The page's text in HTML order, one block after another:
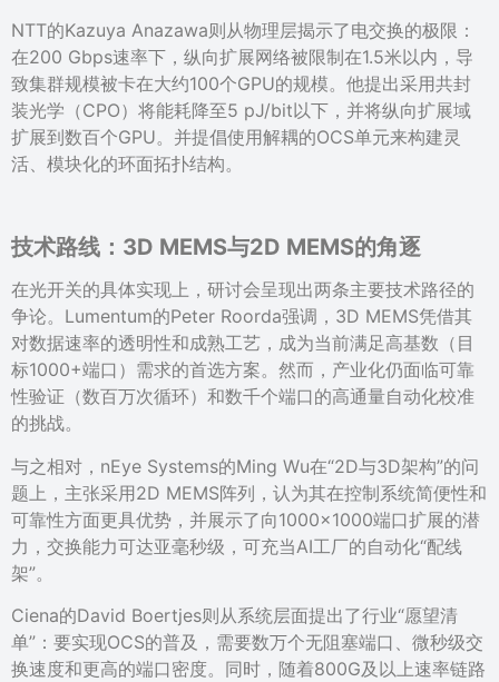
NTT的Kazuya Anazawa则从物理层揭示了电交换的极限：
在200 Gbps速率下，纵向扩展网络被限制在1.5米以内，导
致集群规模被卡在大约100个GPU的规模。他提出采用共封
装光学（CPO）将能耗降至5 pJ/bit以下，并将纵向扩展域
扩展到数百个GPU。并提倡使用解耦的OCS单元来构建灵
活、模块化的环面拓扑结构。
技术路线： 3D MEMS与2D MEMS的角逐
在光开关的具体实现上，研讨会呈现出两条主要技术路径的
争论。Lumentum的Peter Roorda强调，3D MEMS凭借其
对数据速率的透明性和成熟工艺，成为当前满足高基数（目
标1000+端口）需求的首选方案。然而，产业化仍面临可靠
性验证（数百万次循环）和数千个端口的高通量自动化校准
的挑战。
与之相对，nEye Systems的Ming Wu在“2D与3D架构”的问
题上，主张采用2D MEMS阵列，认为其在控制系统简便性和
可靠性方面更具优势，并展示了向1000×1000端口扩展的潜
力，交换能力可达亚毫秒级，可充当AI工厂的自动化“配线
架”。
Ciena的David Boertjes则从系统层面提出了行业“愿望清
单”：要实现OCS的普及，需要数万个无阻塞端口、微秒级交
换速度和更高的端口密度。同时，随着800G及以上速率链路